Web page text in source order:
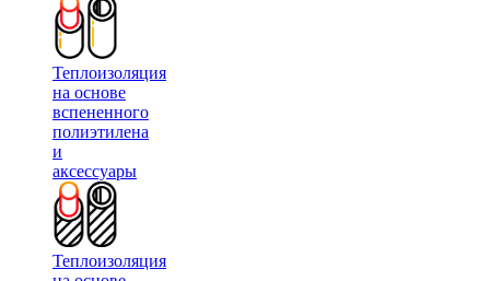
Теплоизоляция
на основе
вспененного
полиэтилена
и
аксессуары
Теплоизоляция